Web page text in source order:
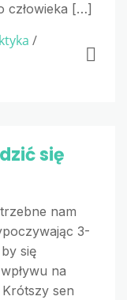
człowieka […]
/
się
nam
3-
się
na
sen